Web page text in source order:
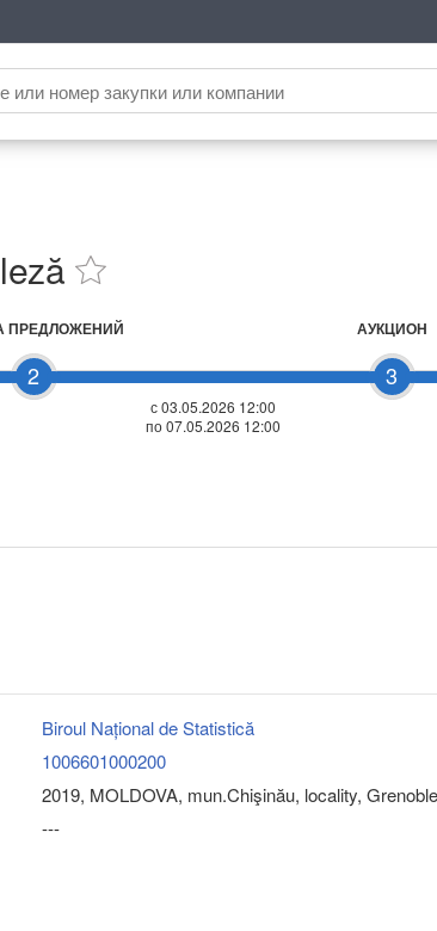
2
ПРЕДЛОЖЕНИЙ
с 03.05.2026 12:00
по 07.05.2026 12:00
3
АУКЦИОН
Biroul Național de Statistică
1006601000200
2019, MOLDOVA, mun.Chişinău, locality,
---